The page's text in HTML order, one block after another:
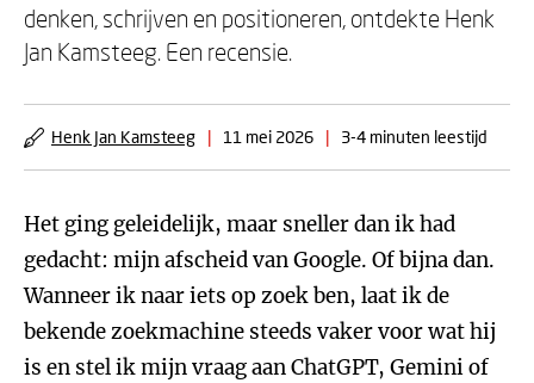
denken, schrijven en positioneren, ontdekte Henk
Jan Kamsteeg. Een recensie.
Henk Jan Kamsteeg | 11 mei 2026 | 3-4 minuten leestijd
Het ging geleidelijk, maar sneller dan ik had
gedacht: mijn afscheid van Google. Of bijna dan.
Wanneer ik naar iets op zoek ben, laat ik de
bekende zoekmachine steeds vaker voor wat hij
is en stel ik mijn vraag aan ChatGPT, Gemini of